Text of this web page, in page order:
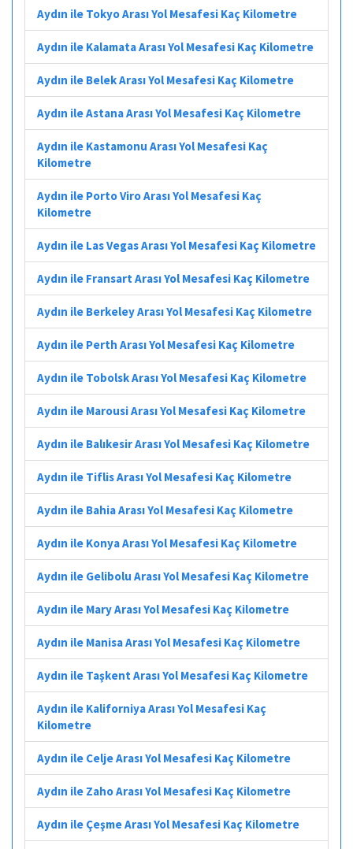
Aydın ile Tokyo Arası Yol Mesafesi Kaç Kilometre
Aydın ile Kalamata Arası Yol Mesafesi Kaç Kilometre
Aydın ile Belek Arası Yol Mesafesi Kaç Kilometre
Aydın ile Astana Arası Yol Mesafesi Kaç Kilometre
Aydın ile Kastamonu Arası Yol Mesafesi Kaç
Kilometre
Aydın ile Porto Viro Arası Yol Mesafesi Kaç
Kilometre
Aydın ile Las Vegas Arası Yol Mesafesi Kaç Kilometre
Aydın ile Fransart Arası Yol Mesafesi Kaç Kilometre
Aydın ile Berkeley Arası Yol Mesafesi Kaç Kilometre
Aydın ile Perth Arası Yol Mesafesi Kaç Kilometre
Aydın ile Tobolsk Arası Yol Mesafesi Kaç Kilometre
Aydın ile Marousi Arası Yol Mesafesi Kaç Kilometre
Aydın ile Balıkesir Arası Yol Mesafesi Kaç Kilometre
Aydın ile Tiflis Arası Yol Mesafesi Kaç Kilometre
Aydın ile Bahia Arası Yol Mesafesi Kaç Kilometre
Aydın ile Konya Arası Yol Mesafesi Kaç Kilometre
Aydın ile Gelibolu Arası Yol Mesafesi Kaç Kilometre
Aydın ile Mary Arası Yol Mesafesi Kaç Kilometre
Aydın ile Manisa Arası Yol Mesafesi Kaç Kilometre
Aydın ile Taşkent Arası Yol Mesafesi Kaç Kilometre
Aydın ile Kaliforniya Arası Yol Mesafesi Kaç
Kilometre
Aydın ile Celje Arası Yol Mesafesi Kaç Kilometre
Aydın ile Zaho Arası Yol Mesafesi Kaç Kilometre
Aydın ile Çeşme Arası Yol Mesafesi Kaç Kilometre